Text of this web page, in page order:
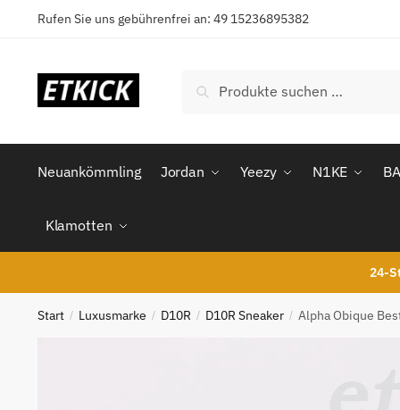
Rufen Sie uns gebührenfrei an: 49 15236895382
nach:
Suchen
Neuankömmling Jordan Yeezy N1KE
Klamotten
24-
Start / Luxusmarke / D10R / D10R Sneaker / Alpha Obique